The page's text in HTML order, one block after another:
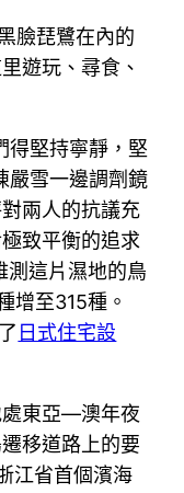
臉琵鷺在內的
遊玩、尋食、
得堅持寧靜，堅
嚴雪一邊調劑鏡
兩人的抗議充
致平衡的追求
測這片濕地的鳥
增至315種。
日式住宅設
處東亞—澳年夜
移道路上的要
江省首個濱海